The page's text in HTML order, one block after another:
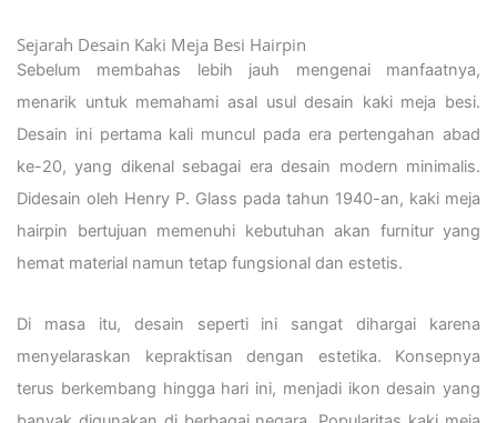
Sejarah Desain Kaki Meja Besi Hairpin
Sebelum membahas lebih jauh mengenai manfaatnya,
menarik untuk memahami asal usul desain kaki meja besi.
Desain ini pertama kali muncul pada era pertengahan abad
ke-20, yang dikenal sebagai era desain modern minimalis.
Didesain oleh Henry P. Glass pada tahun 1940-an, kaki meja
hairpin bertujuan memenuhi kebutuhan akan furnitur yang
hemat material namun tetap fungsional dan estetis.
Di masa itu, desain seperti ini sangat dihargai karena
menyelaraskan kepraktisan dengan estetika. Konsepnya
terus berkembang hingga hari ini, menjadi ikon desain yang